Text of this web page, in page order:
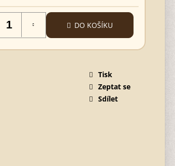
DO KOŠÍKU
Tisk
Zeptat se
Sdílet